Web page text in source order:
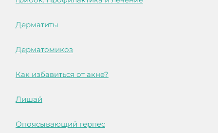
Дерматиты
Дерматомикоз
Как избавиться от акне?
Лишай
Опоясывающий герпес